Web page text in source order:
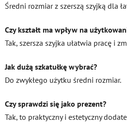
Średni rozmiar z szerszą szyjką dla
Czy kształt ma wpływ na
Tak, szersza szyjka ułatwia pracę i
Jak dużą szkatułkę wybrać?
Do zwykłego użytku średni rozmiar.
Czy sprawdzi się jako prezent?
Tak, to praktyczny i estetyczny